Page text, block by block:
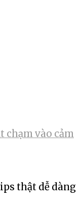
chạm vào cảm
thật dễ dàng